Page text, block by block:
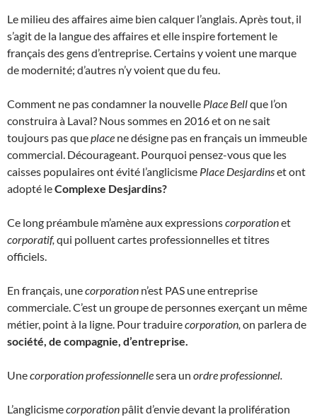
Le milieu des affaires aime bien calquer l’anglais. Après tout, il
s’agit de la langue des affaires et elle inspire fortement le
français des gens d’entreprise. Certains y voient une marque
de modernité; d’autres n’y voient que du feu.
Comment ne pas condamner la nouvelle Place Bellque l’on
construira à Laval? Nous sommes en 2016 et on ne sait
toujours pas queplace ne désigne pas en français un immeuble
commercial. Décourageant. Pourquoi pensez-vous que les
caisses populaires ont évité l’anglicisme Place Desjardinset ont
adopté leComplexe Desjardins?
Ce long préambule m’amène aux expressionscorporationet
corporatif, qui polluent cartes professionnelles et titres
officiels.
En français, unecorporation n’est PAS une entreprise
commerciale. C’est un groupe de personnes exerçant un même
métier, point à la ligne. Pour traduirecorporation, on parlera de
société, de compagnie, d’entreprise.
Unecorporation professionnellesera un ordre professionnel.
L’anglicismecorporation pâlit d’envie devant la prolifération